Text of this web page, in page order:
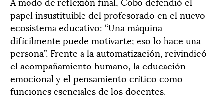
papel insustituible del profesorado en el nuevo
ecosistema educativo: “Una máquina
difícilmente puede motivarte; eso lo hace una
persona”. Frente a la automatización, reivindicó
el acompañamiento humano, la educación
emocional y el pensamiento crítico como
funciones esenciales de los docentes.